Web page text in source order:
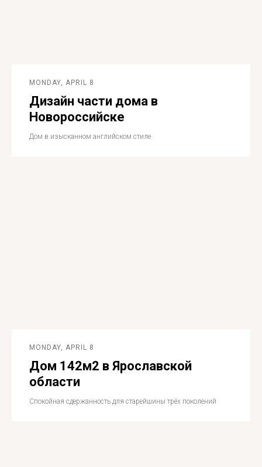
MONDAY, APRIL 8
Дизайн части дома в
Новороссийске
Дом в изысканном английском стиле
MONDAY, APRIL 8
Дом 142м2 в Ярославской
области
Спокойная сдержанность для старейшины трёх поколений